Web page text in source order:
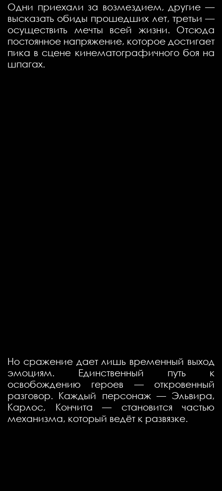
Одни приехали за возмездием, другие —
высказать обиды прошедших лет, третьи —
осуществить мечты всей жизни. Отсюда
постоянное напряжение, которое достигает
пика в сцене кинематографичного боя на
шпагах.
Но сражение дает лишь временный выход
эмоциям. Единственный путь к
освобождению героев — откровенный
разговор. Каждый персонаж — Эльвира,
Карлос, Кончита — становится частью
механизма, который ведёт к развязке.